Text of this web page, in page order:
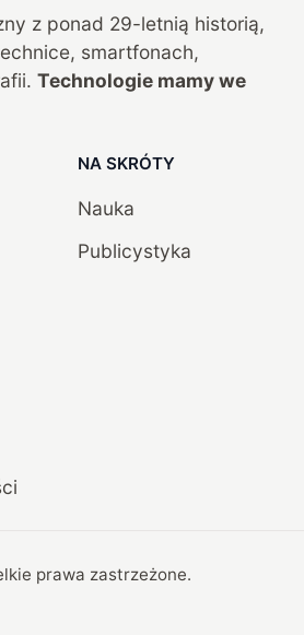
z ponad 29-letnią historią,
smartfonach,
Technologie mamy we
NA SKRÓTY
Nauka
Publicystyka
prawa zastrzeżone.